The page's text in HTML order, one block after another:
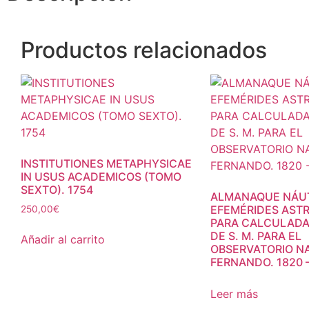
Productos relacionados
INSTITUTIONES METAPHYSICAE
IN USUS ACADEMICOS (TOMO
SEXTO). 1754
250,00€
Añadir al carrito
ALMANAQUE
EFEMÉRIDES
PARA
DE S. M. PARA EL
OBSERVATORIO
FERNANDO. 1820
Leer más